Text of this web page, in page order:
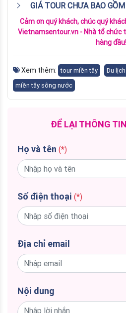
GIÁ TOUR CHƯA BAO GỒM
Cảm ơn quý khách, chúc quý
Vietnamsentour.vn - Nhà tổ chức
hàng đầu!
Xem thêm: tour miền tây Du
miền tây sông nước
ĐỂ LẠI THÔNG
Họ và tên (*)
Số điện thoại (*)
Địa chỉ email
Nội dung